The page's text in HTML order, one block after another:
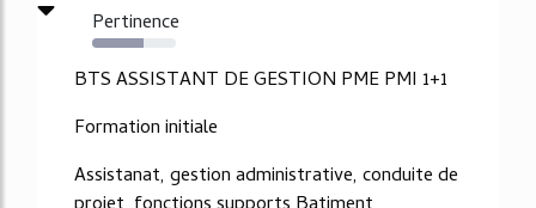
Pertinence
62%
BTS ASSISTANT DE GESTION PME PMI 1+1
Formation initiale
Assistanat, gestion administrative, conduite de